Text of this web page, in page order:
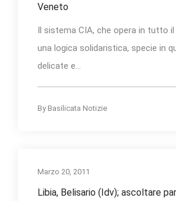
Veneto
Il sistema CIA, che opera in tutto il
una logica solidaristica, specie in
delicate e...
By Basilicata Notizie
Marzo 20, 2011
Libia, Belisario (Idv); ascoltare